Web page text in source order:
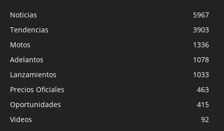
Noticias
5967
Tendencias
3903
Motos
1336
Adelantos
1078
Lanzamientos
1033
Precios Oficiales
463
Oportunidades
415
Videos
92